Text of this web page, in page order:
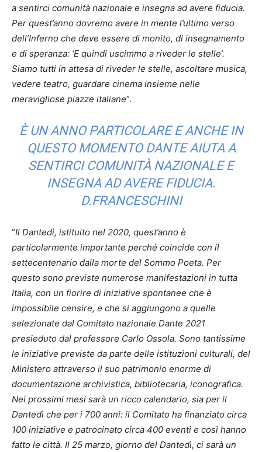
a sentirci comunità nazionale e insegna ad avere fiducia.
Per quest’anno dovremo avere in mente l’ultimo verso
dell’Inferno che deve essere di monito, di insegnamento
e di speranza: ‘E quindi uscimmo a riveder le stelle’.
Siamo tutti in attesa di riveder le stelle, ascoltare musica,
vedere teatro, guardare cinema insieme nelle
meravigliose piazze italiane”.
È UN ANNO PARTICOLARE E ANCHE IN
QUESTO MOMENTO DANTE AIUTA A
SENTIRCI COMUNITÀ NAZIONALE E
INSEGNA AD AVERE FIDUCIA.
D.FRANCESCHINI
“Il Dantedì, istituito nel 2020, quest’anno è
particolarmente importante perché coincide con il
settecentenario dalla morte del Sommo Poeta. Per
questo sono previste numerose manifestazioni in tutta
Italia, con un fiorire di iniziative spontanee che è
impossibile censire, e che si aggiungono a quelle
selezionate dal Comitato nazionale Dante 2021
presieduto dal professore Carlo Ossola. Sono tantissime
le iniziative previste da parte delle istituzioni culturali, del
Ministero attraverso il suo patrimonio enorme di
documentazione archivistica, bibliotecaria, iconografica.
Nei prossimi mesi sarà un ricco calendario, sia per il
Dantedì che per i 700 anni: il Comitato ha finanziato circa
100 iniziative e patrocinato circa 400 eventi e così hanno
fatto le città. Il 25 marzo, giorno del Dantedì, ci sarà un